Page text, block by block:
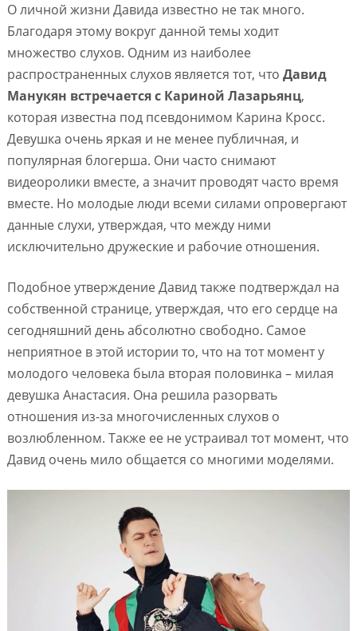
О личной жизни Давида известно не так много.
Благодаря этому вокруг данной темы ходит
множество слухов. Одним из наиболее
распространенных слухов является тот, что Давид
Манукян встречается с Кариной Лазарьянц,
которая известна под псевдонимом Карина Кросс.
Девушка очень яркая и не менее публичная, и
популярная блогерша. Они часто снимают
видеоролики вместе, а значит проводят часто время
вместе. Но молодые люди всеми силами опровергают
данные слухи, утверждая, что между ними
исключительно дружеские и рабочие отношения.
Подобное утверждение Давид также подтверждал на
собственной странице, утверждая, что его сердце на
сегодняшний день абсолютно свободно. Самое
неприятное в этой истории то, что на тот момент у
молодого человека была вторая половинка – милая
девушка Анастасия. Она решила разорвать
отношения из-за многочисленных слухов о
возлюбленном. Также ее не устраивал тот момент, что
Давид очень мило общается со многими моделями.